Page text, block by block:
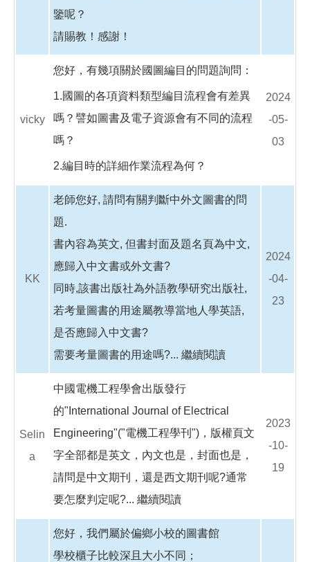
鑒呢？
請賜教！感謝！
vicky
您好，有幾項關於國圖編目的問題詢問：
1.國圖的各項資料類型編目流程會有差異
嗎？譬如圖書及電子資源會有不同的流程
嗎？
2.編目時的詳細作業流程為何？
2024
-05-
03
KK
老師您好, 請問有關判斷中外文圖書的問
題.
書內容為英文, 但書封面及題名頁為中文,
應歸入中文書或外文書?
同時,該書出版社為外語教學研究出版社,
若考量圖書的用途屬教導當地人學英語,
是否應歸入中文書?
需要考量圖書的用途嗎?... 繼續閱讀
2024
-04-
23
Selin
a
中國電機工程學會出版發行
的"International Journal of Electrical
Engineering"("電機工程學刊")，版權頁文
字全部都是英文，內文也是，封面也是，
請問是中文期刊，還是西文期刊呢?通常
要怎麼判定呢?... 繼續閱讀
2023
-10-
19
您好，我們屬於偏鄉小校的圖書館
學校櫃子比較深且大小不同；